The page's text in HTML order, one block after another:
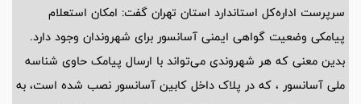
سرپرست اداره‌کل استاندارد استان تهران گفت: امکان استعلام
پیامکی وضعیت گواهی ایمنی آسانسور برای شهروندان وجود دارد.
بدین معنی که هر شهروندی می‌تواند با ارسال پیامک حاوی شناسه
ملی آسانسور ، که در پلاک داخل کابین آسانسور نصب شده است، به